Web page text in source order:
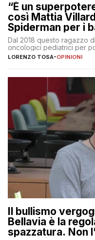
“È un
così Mattia
Spiderman per i
Dal 2018 questo ragazzo
oncologici pediatrici per
LORENZO TOSA-OPINIONI
Il bullismo
Bellavia è la
spazzatura. Non